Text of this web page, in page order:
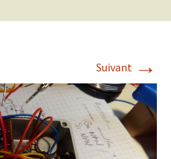
Suivant →